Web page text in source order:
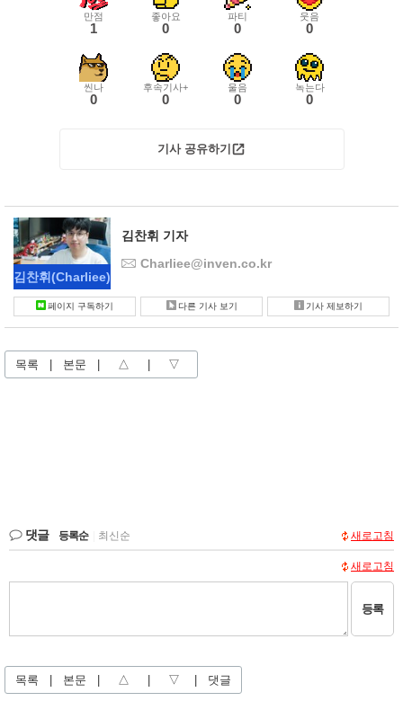
만점
1
좋아요
0
파티
0
웃음
0
씬나
0
후속기사+
0
울음
0
녹는다
0
기사 공유하기
김찬휘(Charliee)
김찬휘 기자
Charliee@inven.co.kr
페이지 구독하기 다른 기사 보기 기사 제보하기
목록 | 본문 | △ | ▽
댓글 등록순 최신순 새로고침
새로고침
등록
목록 | 본문 | △ | ▽ | 댓글